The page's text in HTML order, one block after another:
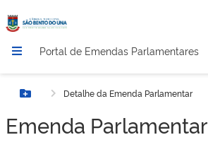
Portal de Emendas Parlamentares
Botão MenuDetalhe da Emenda Parlamentar
Emenda Parlamentar